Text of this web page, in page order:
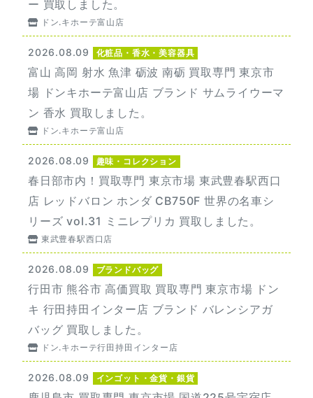
ー 買取しました。
ドン.キホーテ富山店
2026.08.09 化粧品・香水・美容器具
富山 高岡 射水 魚津 砺波 南砺 買取専門 東京市
場 ドンキホーテ富山店 ブランド サムライウーマ
ン 香水 買取しました。
ドン.キホーテ富山店
2026.08.09 趣味・コレクション
春日部市内！買取専門 東京市場 東武豊春駅西口
店 レッドバロン ホンダ CB750F 世界の名車シ
リーズ vol.31 ミニレプリカ 買取しました。
東武豊春駅西口店
2026.08.09 ブランドバッグ
行田市 熊谷市 高価買取 買取専門 東京市場 ドン
キ 行田持田インター店 ブランド バレンシアガ
バッグ 買取しました。
ドン.キホーテ行田持田インター店
2026.08.09 インゴット・金貨・銀貨